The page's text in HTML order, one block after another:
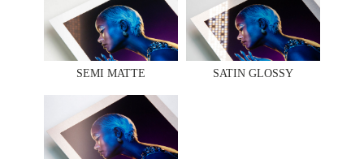
SEMI MATTE SATIN GLOSSY